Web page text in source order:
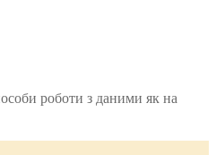
роботи з даними як на